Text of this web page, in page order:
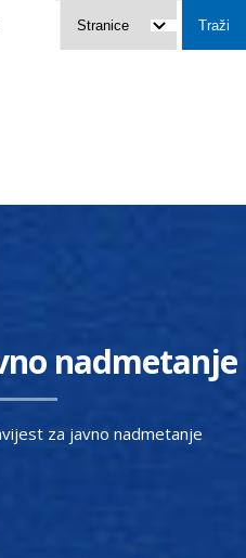
nadmetanje
za javno nadmetanje